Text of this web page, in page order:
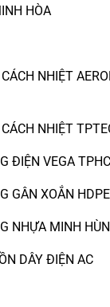
HÒA
NHIỆT
NHIỆT
ĐIỆN VEGA
GÂN XOẮN
NHỰA MINH
DÂY ĐIỆN AC